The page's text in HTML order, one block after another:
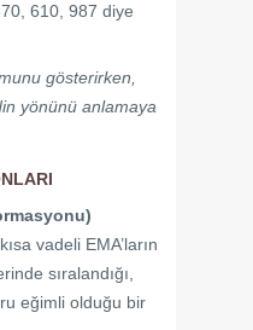
610, 987 diye
gösterirken,
yönünü anlamaya
vadeli EMA’ların
sıralandığı,
eğimli olduğu bir